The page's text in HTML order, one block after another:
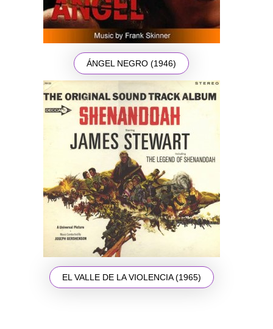
EL VALLE DE LA VIOLENCIA (1965)
ÁNGEL NEGRO (1946)